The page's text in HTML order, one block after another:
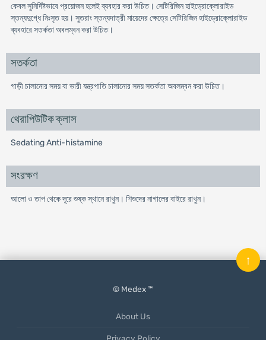
কেবল সুনির্দিষ্টভাবে প্রয়োজন হলেই ব্যবহার করা উচিত। সেটিরিজিন হাইড্রোক্লোরাইড
স্তন্যদুগ্ধে নিঃসৃত হয়। সুতরাং স্তন্যদাত্রী মায়েদের ক্ষেত্রে সেটিরিজিন হাইড্রোক্লোরাইড
ব্যবহারে সতর্কতা অবলম্বন করা উচিত।
সতর্কতা
গাড়ী চালানোর সময় বা ভারী যন্ত্রপাতি চালানোর সময় সতর্কতা অবলম্বন করা উচিত।
থেরাপিউটিক ক্লাস
Sedating Anti-histamine
সংরক্ষণ
আলো ও তাপ থেকে দূরে শুষ্ক স্থানে রাখুন। শিশুদের নাগালের বাইরে রাখুন।
© Medex ™
About Us
↑